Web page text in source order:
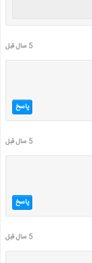
5 سال قبل
پاسخ
5 سال قبل
پاسخ
5 سال قبل